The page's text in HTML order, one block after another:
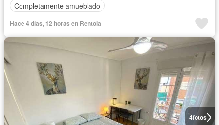
Completamente amueblado
Hace 4 días, 12 horas en Rentola
4fotos